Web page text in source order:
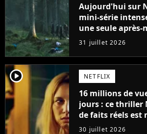
Aujourd'hui sur
mini-série
une seule après-
31 juillet 2026
player2 NETFLIX
16 millions de
jours : ce thriller
de faits réels est
France
30 juillet 2026